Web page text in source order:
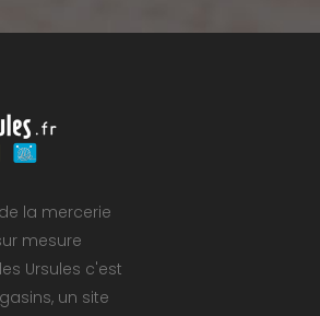
la mercerie
mesure
Ursules c'est
un site